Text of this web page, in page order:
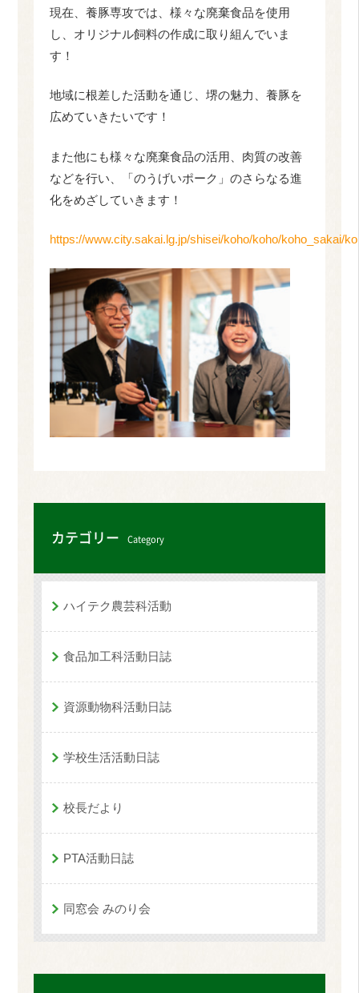
現在、養豚専攻では、様々な廃棄食品を使用
し、オリジナル飼料の作成に取り組んでいま
す！
地域に根差した活動を通じ、堺の魅力、養豚を
広めていきたいです！
また他にも様々な廃棄食品の活用、肉質の改善
などを行い、「のうげいポーク」のさらなる進
化をめざしていきます！
https://www.city.sakai.lg.jp/shisei/koho/koho/koho_sakai/
カテゴリー Category
ハイテク農芸科活動
食品加工科活動日誌
資源動物科活動日誌
学校生活活動日誌
校長だより
PTA活動日誌
同窓会 みのり会